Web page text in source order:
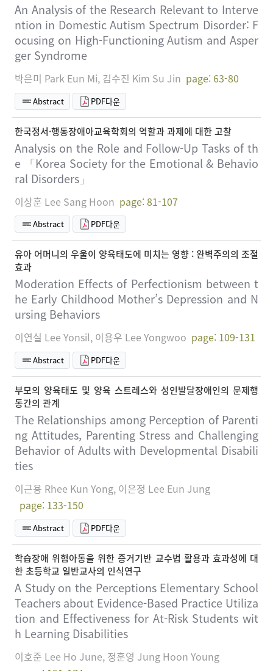
An Analysis of the Research Relevant to Interve
ntion in Domestic Autism Spectrum Disorder: F
ocusing on High-Functioning Autism and Asper
ger Syndrome
박은미 Park Eun Mi, 김수진 Kim Su Jin page: 63-80
Abstract PDF다운
한국정서·행동장애아교육학회의 역할과 과제에 대한 고찰
Analysis on the Role and Follow-Up Tasks of th
e 「Korea Society for the Emotional & Behavio
ral Disorders」
이상훈 Lee Sang Hoon page: 81-107
Abstract PDF다운
유아 어머니의 우울이 양육태도에 미치는 영향 : 완벽주의의 조절
효과
Moderation Effects of Perfectionism between t
he Early Childhood Mother’s Depression and N
ursing Behaviors
이연실 Lee Yonsil, 이용우 Lee Yongwoo page: 109-131
Abstract PDF다운
부모의 양육태도 및 양육 스트레스와 성인발달장애인의 문제행
동간의 관계
The Relationships among Perception of Parenti
ng Attitudes, Parenting Stress and Challenging
Behavior of Adults with Developmental Disabili
ties
이근용 Rhee Kun Yong, 이은정 Lee Eun Jung
page: 133-150
Abstract PDF다운
학습장애 위험아동을 위한 증거기반 교수법 활용과 효과성에 대
한 초등학교 일반교사의 인식연구
A Study on the Perceptions Elementary School
Teachers about Evidence-Based Practice Utiliza
tion and Effectiveness for At-Risk Students wit
h Learning Disabilities
이호준 Lee Ho June, 정훈영 Jung Hoon Young